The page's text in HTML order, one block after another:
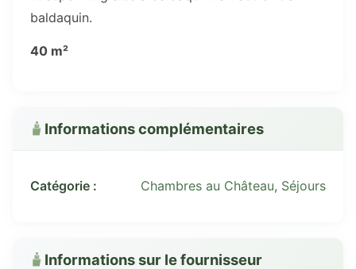
baldaquin.
40 m²
Informations complémentaires
Catégorie : Chambres au Château, Séjours
Informations sur le fournisseur